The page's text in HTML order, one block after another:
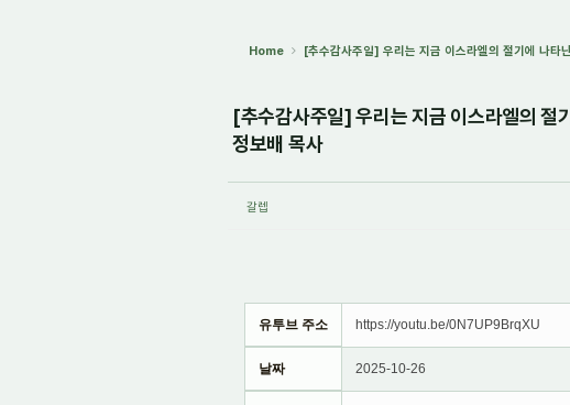
Home [추수감사주일] 우리는 지금 이스라엘의 절기에 나
[추수감사주일] 우리는 지금 이스라엘의 절
정보배 목사
갈렙
유투브 주소 https://youtu.be/0N7UP9BrqXU
날짜 2025-10-26